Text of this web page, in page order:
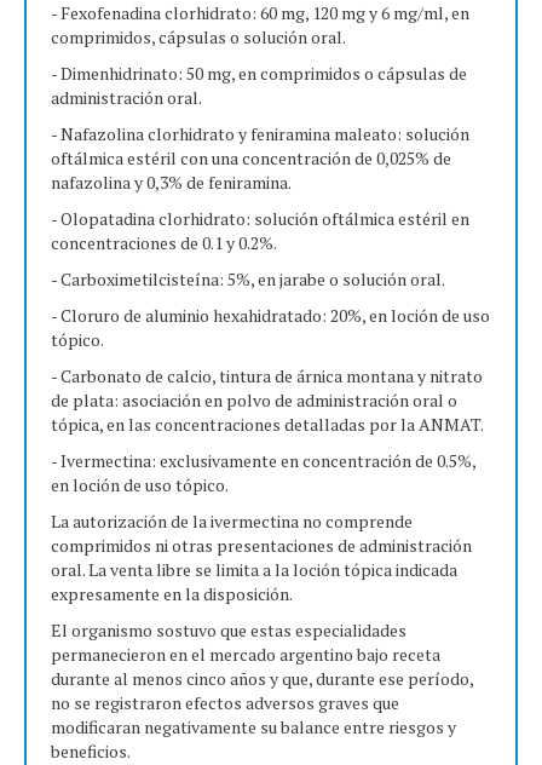
- Fexofenadina clorhidrato: 60 mg, 120 mg y 6 mg/ml, en
comprimidos, cápsulas o solución oral.
- Dimenhidrinato: 50 mg, en comprimidos o cápsulas de
administración oral.
- Nafazolina clorhidrato y feniramina maleato: solución
oftálmica estéril con una concentración de 0,025% de
nafazolina y 0,3% de feniramina.
- Olopatadina clorhidrato: solución oftálmica estéril en
concentraciones de 0.1 y 0.2%.
- Carboximetilcisteína: 5%, en jarabe o solución oral.
- Cloruro de aluminio hexahidratado: 20%, en loción de uso
tópico.
- Carbonato de calcio, tintura de árnica montana y nitrato
de plata: asociación en polvo de administración oral o
tópica, en las concentraciones detalladas por la ANMAT.
- Ivermectina: exclusivamente en concentración de 0.5%,
en loción de uso tópico.
La autorización de la ivermectina no comprende
comprimidos ni otras presentaciones de administración
oral. La venta libre se limita a la loción tópica indicada
expresamente en la disposición.
El organismo sostuvo que estas especialidades
permanecieron en el mercado argentino bajo receta
durante al menos cinco años y que, durante ese período,
no se registraron efectos adversos graves que
modificaran negativamente su balance entre riesgos y
beneficios.